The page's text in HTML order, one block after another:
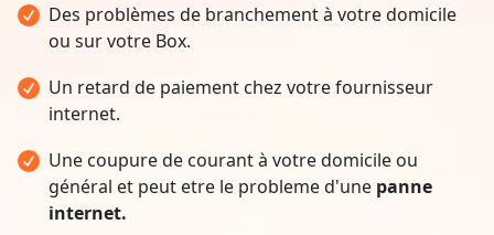
Des problèmes de branchement à votre domicile
ou sur votre Box.
Un retard de paiement chez votre fournisseur
internet.
Une coupure de courant à votre domicile ou
général et peut etre le probleme d'une panne
internet.